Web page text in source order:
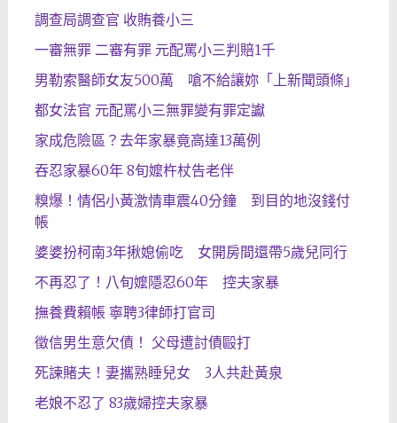
調查局調查官 收賄養小三
一審無罪 二審有罪 元配罵小三判賠1千
男勒索醫師女友500萬 嗆不給讓妳「上新聞頭條」
都女法官 元配罵小三無罪變有罪定讞
家成危險區？去年家暴竟高達13萬例
吞忍家暴60年 8旬嬤杵杖告老伴
糗爆！情侶小黃激情車震40分鐘 到目的地沒錢付
帳
婆婆扮柯南3年揪媳偷吃 女開房間還帶5歲兒同行
不再忍了！八旬嬤隱忍60年 控夫家暴
撫養費賴帳 寧聘3律師打官司
徵信男生意欠債！ 父母遭討債毆打
死諫賭夫！妻攜熟睡兒女 3人共赴黃泉
老娘不忍了 83歲婦控夫家暴